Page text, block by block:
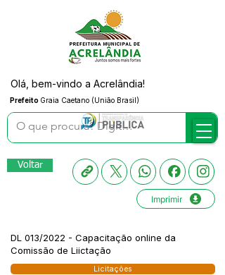
Prefeito Graia Caetano (União Brasil)
Olá, bem-vindo a Acrelândia!
Voltar
Imprimir
DL 013/2022 - Capacitação online da
Comissão de Liictação
Licitações